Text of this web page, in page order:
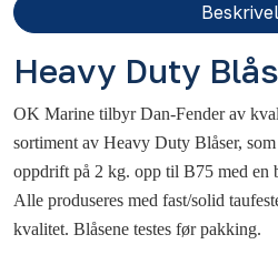
Heavy Duty
OK Marine tilbyr Dan-Fender av
sortiment av Heavy Duty Blåser,
oppdrift på 2 kg. opp til B75 med en
Alle produseres med fast/solid
kvalitet. Blåsene testes før pakking.